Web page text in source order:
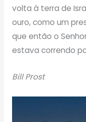
volta à terra de
ouro, como um
que então o
estava correndo
Bill Prost